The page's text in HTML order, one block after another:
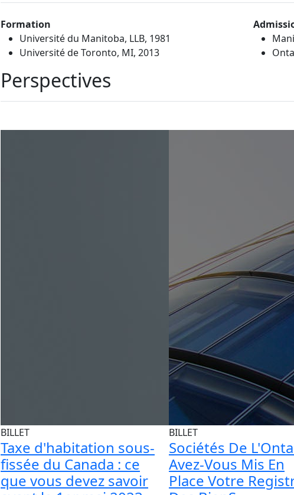
Formation
Université du Manitoba, LLB, 1981
Université de Toronto, MI, 2013
Perspectives
BILLET
Taxe d'habitation sous-
fissée du Canada : ce
que vous devez savoir
BILLET
Sociétés De
Avez-Vous Mis En
Place Votre